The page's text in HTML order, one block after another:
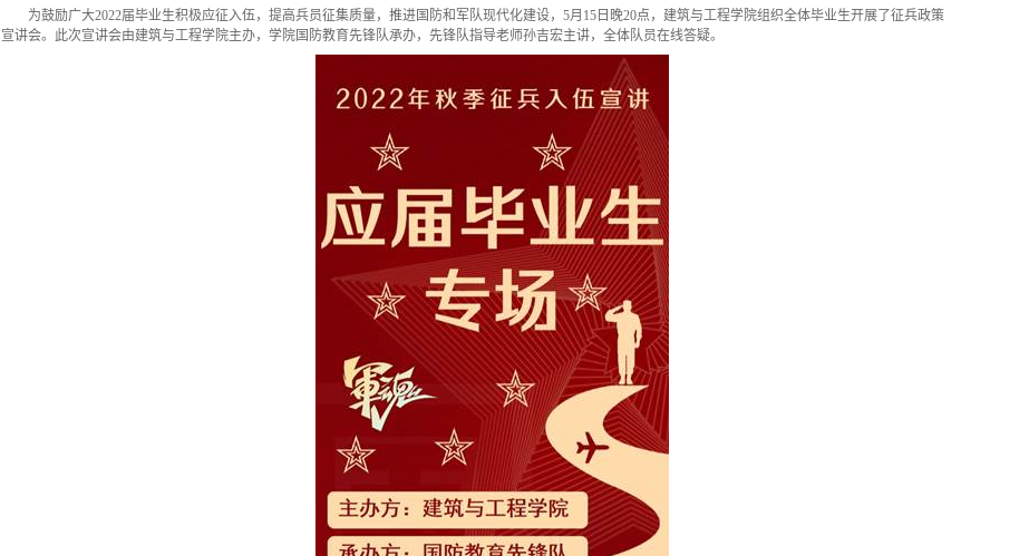
为鼓励广大2022届毕业生积极应征入伍，提高兵员征集质量，推进国防和军队现代化建设， 5月 15 日晚20点，建筑与工程学院组织全体毕业生开展了征兵政策
宣讲会。此次宣讲会由建筑与工程学院主办，学院国防教育先锋队承办，先锋队指导老师孙吉宏主讲，全体队员在线答疑。